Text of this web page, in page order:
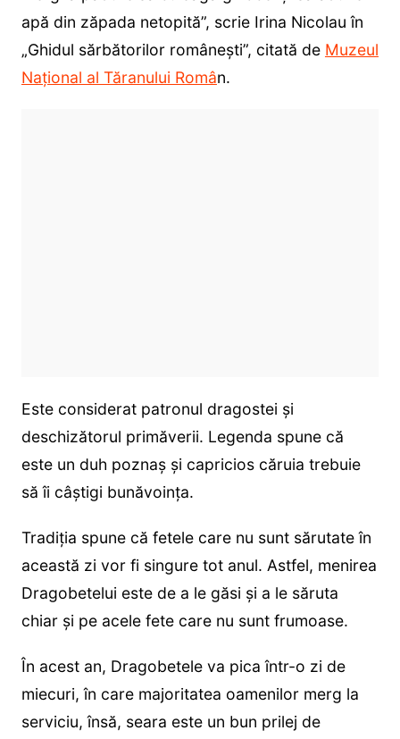
apă din zăpada netopită”, scrie Irina Nicolau în
„Ghidul sărbătorilor românești”, citată de Muzeul
Național al Tăranului Român.
Este considerat patronul dragostei şi
deschizătorul primăverii. Legenda spune că
este un duh poznaş şi capricios căruia trebuie
să îi câştigi bunăvoinţa.
Tradiţia spune că fetele care nu sunt sărutate în
această zi vor fi singure tot anul. Astfel, menirea
Dragobetelui este de a le găsi și a le săruta
chiar și pe acele fete care nu sunt frumoase.
În acest an, Dragobetele va pica într-o zi de
miecuri, în care majoritatea oamenilor merg la
serviciu, însă, seara este un bun prilej de